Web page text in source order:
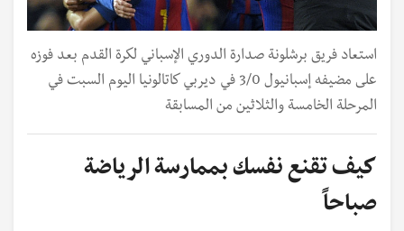
استعاد فريق برشلونة صدارة الدوري الإسباني لكرة القدم بعد فوزه
على مضيفه إسبانيول 3/0 في ديربي كاتالونيا اليوم السبت في
المرحلة الخامسة والثلاثين من المسابقة
كيف تقنع نفسك بممارسة الرياضة
صباحاً